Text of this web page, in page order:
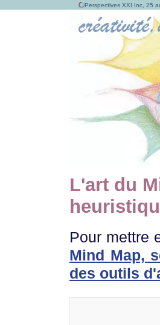
Perspectives XXI Inc, 25
L'art du
Pour mettre
Mind Map,
des outils